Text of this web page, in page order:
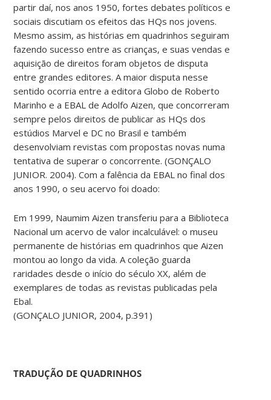
partir daí, nos anos 1950, fortes debates políticos e
sociais discutiam os efeitos das HQs nos jovens.
Mesmo assim, as histórias em quadrinhos seguiram
fazendo sucesso entre as crianças, e suas vendas e
aquisição de direitos foram objetos de disputa
entre grandes editores. A maior disputa nesse
sentido ocorria entre a editora Globo de Roberto
Marinho e a EBAL de Adolfo Aizen, que concorreram
sempre pelos direitos de publicar as HQs dos
estúdios Marvel e DC no Brasil e também
desenvolviam revistas com propostas novas numa
tentativa de superar o concorrente. (GONÇALO
JUNIOR. 2004). Com a falência da EBAL no final dos
anos 1990, o seu acervo foi doado:
Em 1999, Naumim Aizen transferiu para a Biblioteca
Nacional um acervo de valor incalculável: o museu
permanente de histórias em quadrinhos que Aizen
montou ao longo da vida. A coleção guarda
raridades desde o início do século XX, além de
exemplares de todas as revistas publicadas pela
Ebal.
(GONÇALO JUNIOR, 2004, p.391)
TRADUÇÃO DE QUADRINHOS